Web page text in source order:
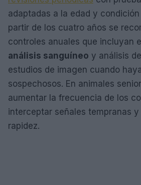
adaptadas a la edad y
partir de los cuatro años se
controles anuales que incluyan
análisis sanguíneo y análisis
estudios de imagen cuando
sospechosos. En animales
aumentar la frecuencia de los
interceptar señales tempranas
rapidez.